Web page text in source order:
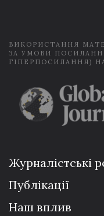
ВИКОРИСТАННЯ
ЗА УМОВИ
ГІПЕРПОСИЛАННЯ)
Журналістські
Публікації
Наш вплив